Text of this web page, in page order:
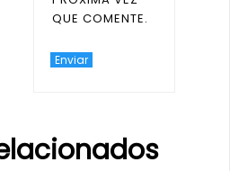
QUE COMENTE.